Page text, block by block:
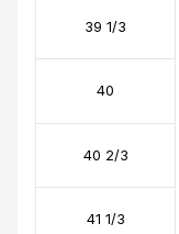
39 1/3
40
40 2/3
41 1/3